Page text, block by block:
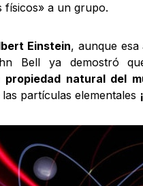
físicos» a un grupo.
Einstein, aunque
Bell ya demostró
propiedad natural del
partículas elementales